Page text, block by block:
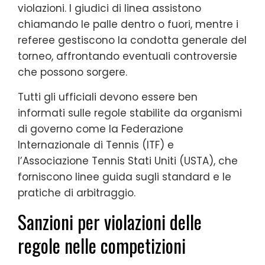
violazioni. I giudici di linea assistono
chiamando le palle dentro o fuori, mentre i
referee gestiscono la condotta generale del
torneo, affrontando eventuali controversie
che possono sorgere.
Tutti gli ufficiali devono essere ben
informati sulle regole stabilite da organismi
di governo come la Federazione
Internazionale di Tennis (ITF) e
l’Associazione Tennis Stati Uniti (USTA), che
forniscono linee guida sugli standard e le
pratiche di arbitraggio.
Sanzioni per violazioni delle
regole nelle competizioni